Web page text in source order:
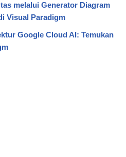
melalui Generator Diagram
Visual Paradigm
Google Cloud AI: Temukan